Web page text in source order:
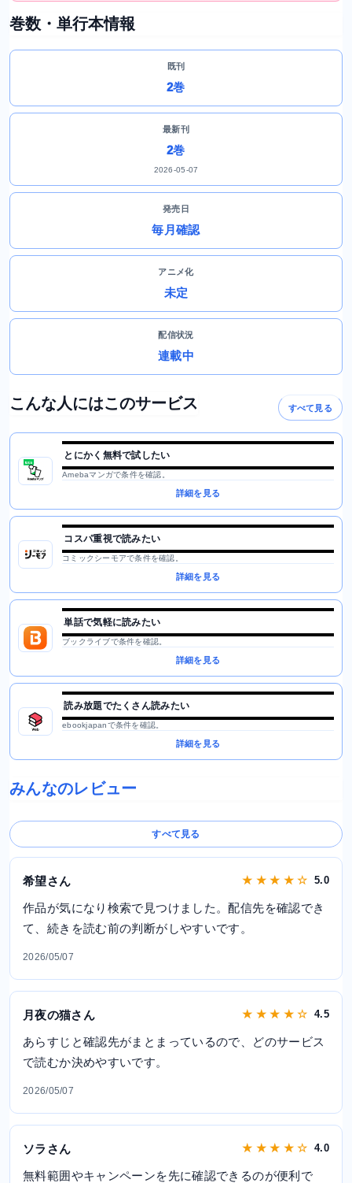
巻数・単行本情報
既刊
2巻
最新刊
2巻
2026-05-07
発売日
毎月確認
アニメ化
未定
配信状況
連載中
こんな人にはこのサービス すべて見る
とにかく無料で試したい
Amebaマンガで条件を確認。
詳細を見る
コスパ重視で読みたい
コミックシーモアで条件を確認。
詳細を見る
単話で気軽に読みたい
ブックライブで条件を確認。
詳細を見る
読み放題でたくさん読みたい
ebookjapanで条件を確認。
詳細を見る
みんなのレビュー
すべて見る
希望さん ★ ★ ★ ★ ☆ 5.0
作品が気になり検索で見つけました。配信先を確認でき
て、続きを読む前の判断がしやすいです。
2026/05/07
月夜の猫さん ★ ★ ★ ★ ☆ 4.5
あらすじと確認先がまとまっているので、どのサービス
で読むか決めやすいです。
2026/05/07
ソラさん ★ ★ ★ ★ ☆ 4.0
無料範囲やキャンペーンを先に確認できるのが便利で